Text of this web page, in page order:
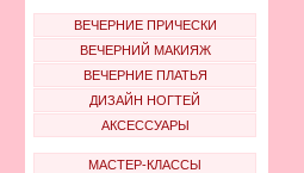
ВЕЧЕРНИЕ ПРИЧЕСКИ
ВЕЧЕРНИЙ МАКИЯЖ
ВЕЧЕРНИЕ ПЛАТЬЯ
ДИЗАЙН НОГТЕЙ
АКСЕССУАРЫ
МАСТЕР-КЛАССЫ